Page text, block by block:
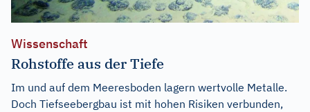
Wissenschaft
Rohstoffe aus der Tiefe
Im und auf dem Meeresboden lagern wertvolle Metalle.
Doch Tiefseebergbau ist mit hohen Risiken verbunden,